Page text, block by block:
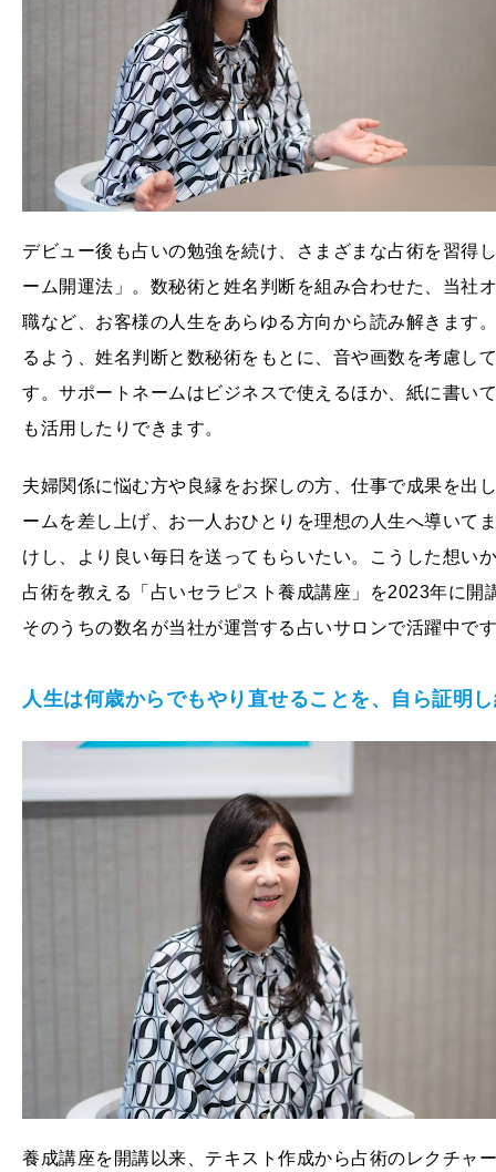
デビュー後も占いの勉強を続け、さまざまな占術を習得
ーム開運法」。数秘術と姓名判断を組み合わせた、当社
職など、お客様の人生をあらゆる方向から読み解きます
るよう、姓名判断と数秘術をもとに、音や画数を考慮し
す。サポートネームはビジネスで使えるほか、紙に書い
も活用したりできます。
夫婦関係に悩む方や良縁をお探しの方、仕事で成果を出
ームを差し上げ、お一人おひとりを理想の人生へ導いて
けし、より良い毎日を送ってもらいたい。こうした想い
占術を教える「占いセラピスト養成講座」を2023年に
そのうちの数名が当社が運営する占いサロンで活躍中で
人生は何歳からでもやり直せることを、自ら証明
養成講座を開講以来、テキスト作成から占術のレクチャ